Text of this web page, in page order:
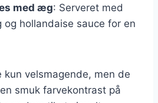
med æg: Serveret med
hollandaise sauce for en
kun velsmagende, men de
smuk farvekontrast på